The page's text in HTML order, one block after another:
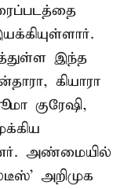
இந்த
கியாரா
குரேஷி,
அண்மையில்
அறிமுக